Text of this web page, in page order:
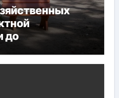
до
обустройства